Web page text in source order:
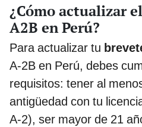
¿Cómo actualizar
A2B en Perú?
Para actualizar tu
A-2B en Perú, debes
requisitos: tener al
antigüedad con tu
A-2), ser mayor de 21